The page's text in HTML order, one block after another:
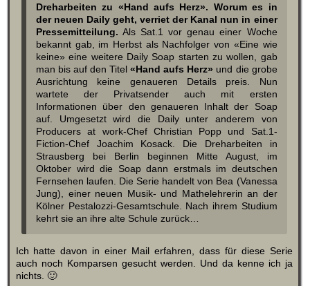
Dreharbeiten zu «Hand aufs Herz». Worum es in
der neuen Daily geht, verriet der Kanal nun in einer
Pressemitteilung. Als Sat.1 vor genau einer Woche
bekannt gab, im Herbst als Nachfolger von «Eine wie
keine» eine weitere Daily Soap starten zu wollen, gab
man bis auf den Titel«Hand aufs Herz» und die grobe
Ausrichtung keine genaueren Details preis. Nun
wartete der Privatsender auch mit ersten
Informationen über den genaueren Inhalt der Soap
auf. Umgesetzt wird die Daily unter anderem von
Producers at work-Chef Christian Popp und Sat.1-
Fiction-Chef Joachim Kosack. Die Dreharbeiten in
Strausberg bei Berlin beginnen Mitte August, im
Oktober wird die Soap dann erstmals im deutschen
Fernsehen laufen. Die Serie handelt von Bea (Vanessa
Jung), einer neuen Musik- und Mathelehrerin an der
Kölner Pestalozzi-Gesamtschule. Nach ihrem Studium
kehrt sie an ihre alte Schule zurück…
Ich hatte davon in einer Mail erfahren, dass für diese Serie
auch noch Komparsen gesucht werden. Und da kenne ich ja
nichts. 🙂